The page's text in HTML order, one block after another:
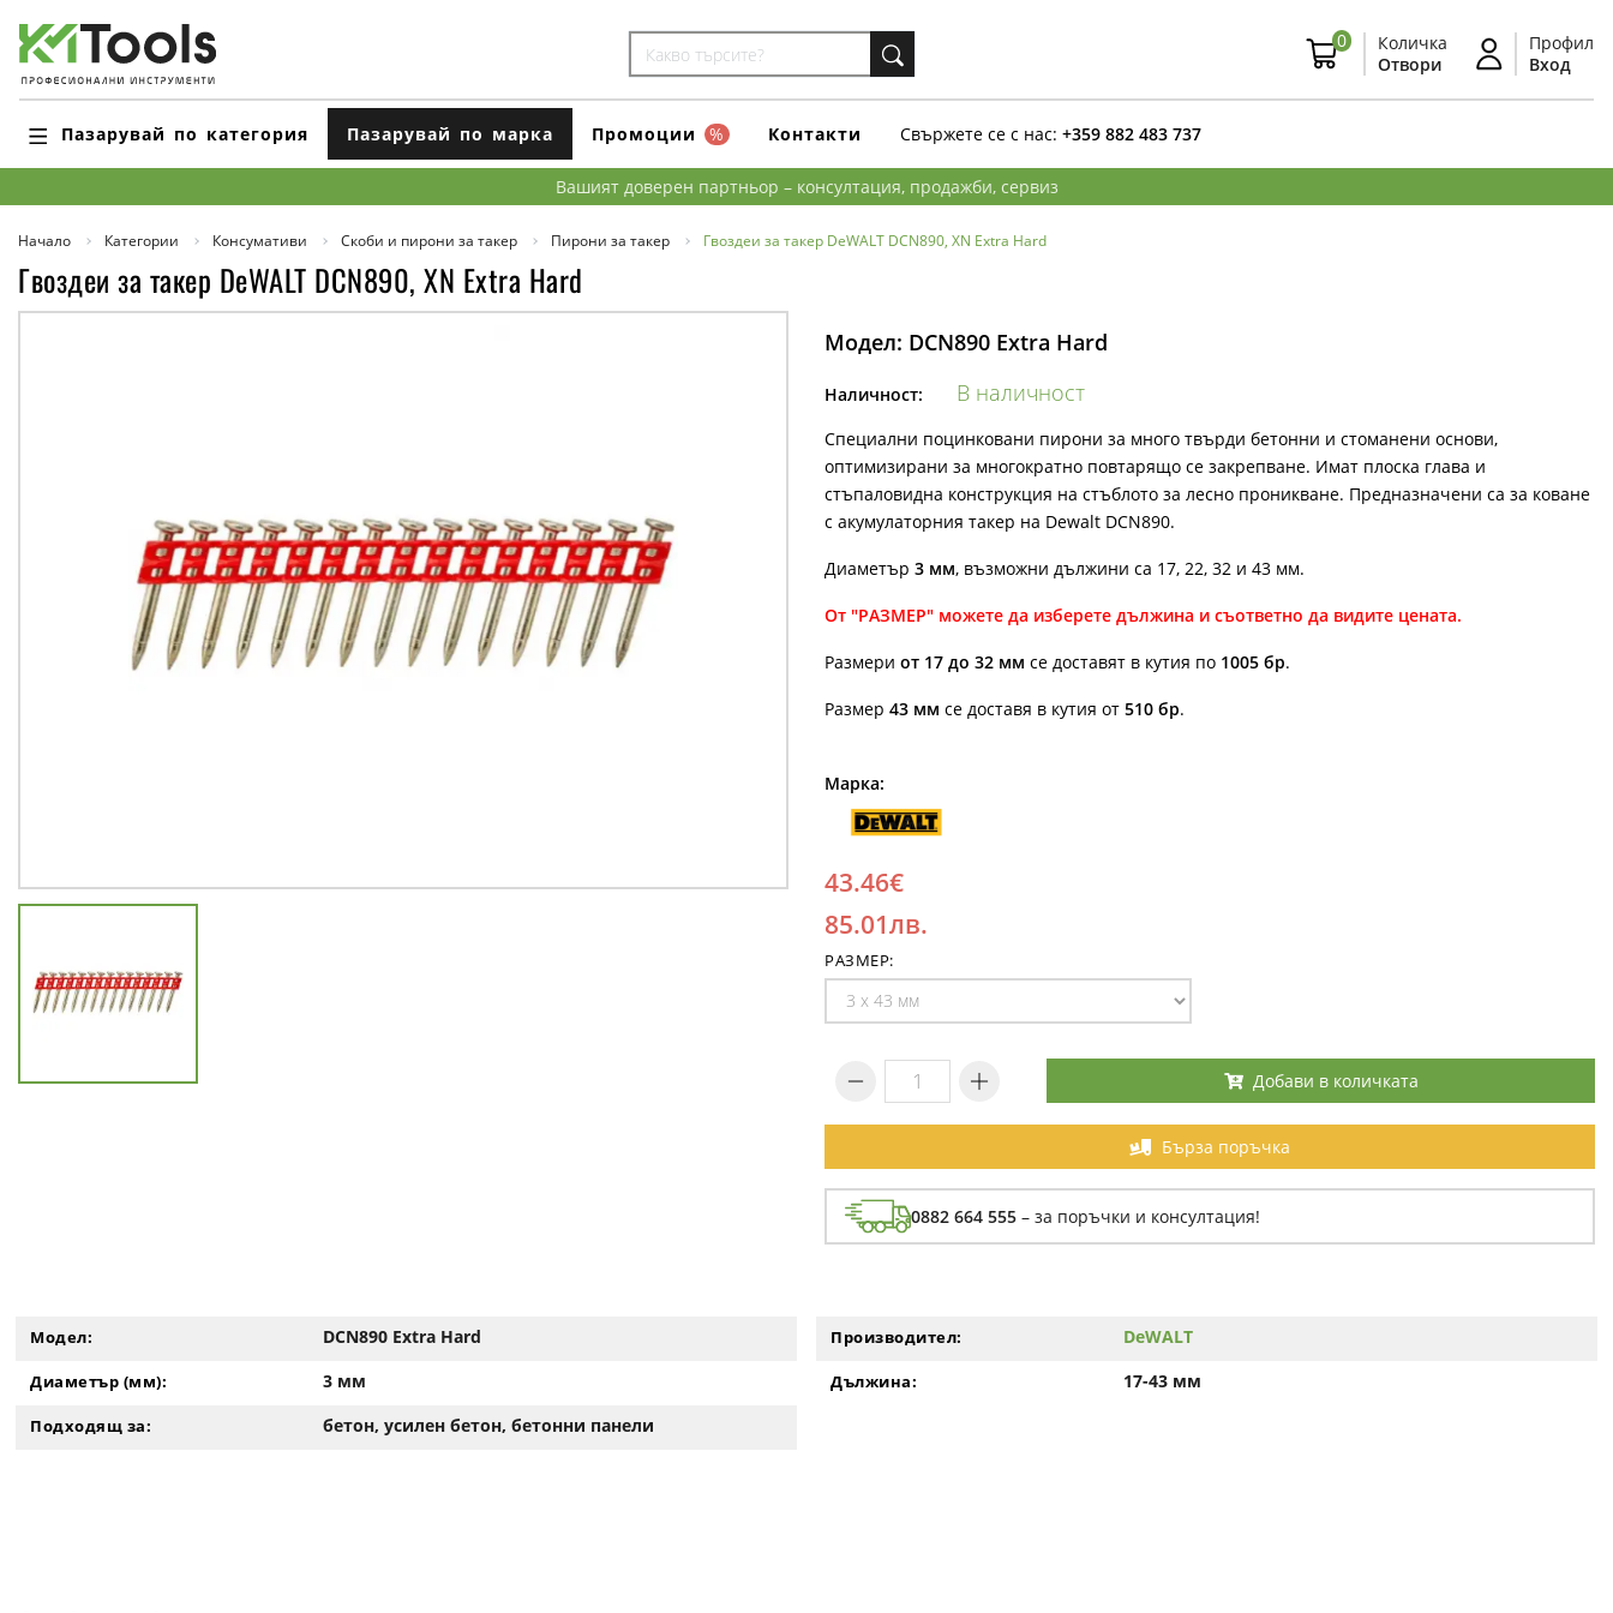
0
Количка
Отвори
Профил
Вход
Пазарувай по категория Пазарувай по марка Промоции % Контакти Свържете се с нас: +359 882 483 737
Вашият доверен партньор – консултация, продажби, сервиз
Начало Категории Консумативи Скоби и пирони за такер Пирони за такер Гвоздеи за такер DeWALT DCN890, XN Extra Hard
Гвоздеи за такер DeWALT DCN890, XN Extra Hard
Модел: DCN890 Extra Hard
Наличност: В наличност
Специални поцинковани пирони за много твърди бетонни и стоманени основи,
оптимизирани за многократно повтарящо се закрепване. Имат плоска глава и
стъпаловидна конструкция на стъблото за лесно проникване. Предназначени са за коване
с акумулаторния такер на Dewalt DCN890.
Диаметър 3 мм, възможни дължини са 17, 22, 32 и 43 мм.
От "РАЗМЕР" можете да изберете дължина и съответно да видите цената.
Размери от 17 до 32 мм се доставят в кутия по 1005 бр.
Размер 43 мм се доставя в кутия от 510 бр.
Марка:
43.46€
85.01лв.
РАЗМЕР:
Добави в количката
Бърза поръчка
0882 664 555 – за поръчки и консултация!
Модел: DCN890 Extra Hard Производител: DeWALT
Диаметър (мм): 3 мм Дължина: 17-43 мм
Подходящ за: бетон, усилен бетон, бетонни панели